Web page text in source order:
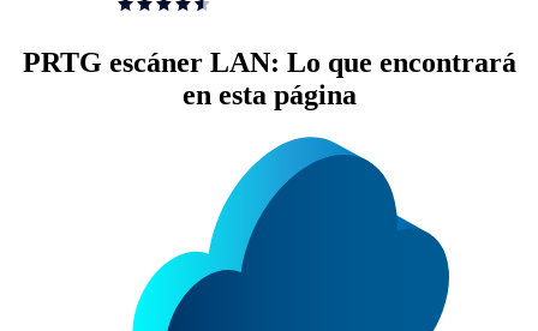
PRTG escáner LAN: Lo que encontrará
en esta página